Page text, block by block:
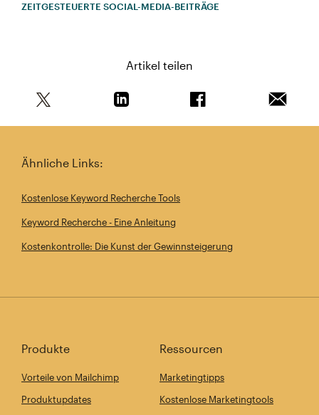
ZEITGESTEUERTE SOCIAL-MEDIA-BEITRÄGE
Artikel teilen
Ähnliche Links:
Kostenlose Keyword Recherche Tools
Keyword Recherche - Eine Anleitung
Kostenkontrolle: Die Kunst der Gewinnsteigerung
Produkte
Vorteile von Mailchimp
Produktupdates
Ressourcen
Marketingtipps
Kostenlose Marketingtools